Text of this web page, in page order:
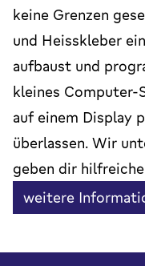
keine Grenzen
und Heisskleber
aufbaust und
kleines Computer-
auf einem Display
überlassen. Wir
geben dir
weitere